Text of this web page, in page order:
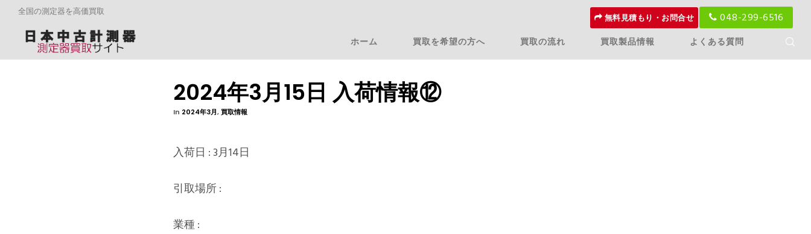
全国の測定器を高価買取 無料見積もり・お問合せ 048-299-6516
ホーム 買取を希望の方へ 買取の流れ 買取製品情報 よくある質問
2024年3月15日 入荷情報⑫
In 2024年3月, 買取情報
入荷日 : 3月14日
引取場所 :
業種 :